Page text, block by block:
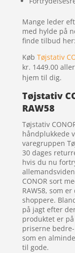
Mange leder
med hylde på
finde tilbud her:
Køb Tøjstativ
kr. 1449.00
hjem til dig.
Tøjstativ
RAW58
Tøjstativ
håndplukkede
varegruppen
30 dages
hvis du nu
CONOR sort
RAW58, som
shoppere.
på jagt efter
produktet er
priserne
som en
til gode.